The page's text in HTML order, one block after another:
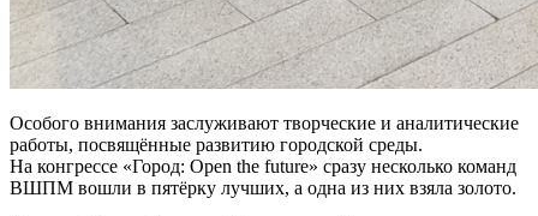
Особого внимания заслуживают творческие и аналитические
работы, посвящённые развитию городской среды.
На конгрессе «Город: Open the future» сразу несколько команд
ВШПМ вошли в пятёрку лучших, а одна из них взяла золото.